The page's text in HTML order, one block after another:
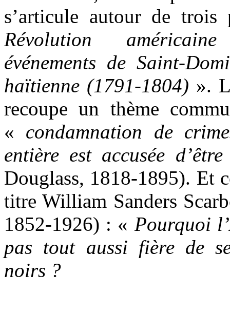
s’articule autour de
Révolution
événements de Saint-
haïtienne (1791-1804) ».
recoupe un thème
« condamnation de
entière est accusée
Douglass, 1818-1895). Et
titre William Sanders
1852-1926) : « Pourquoi
pas tout aussi fière de
noirs ?